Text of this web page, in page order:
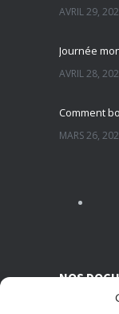
AVRIL 29,
AVRIL 28,
MARS 26,
MARS 13, 2026
NOS